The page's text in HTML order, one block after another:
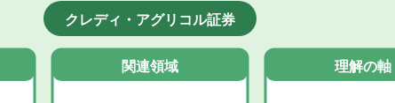
クレディ・アグリコル証券
関連領域 理解の軸